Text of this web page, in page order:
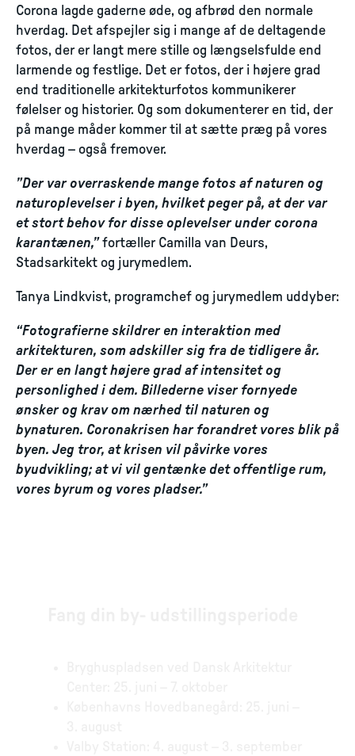
Corona lagde gaderne øde, og afbrød den normale
hverdag. Det afspejler sig i mange af de deltagende
fotos, der er langt mere stille og længselsfulde end
larmende og festlige. Det er fotos, der i højere grad
end traditionelle arkitekturfotos kommunikerer
følelser og historier. Og som dokumenterer en tid, der
på mange måder kommer til at sætte præg på vores
hverdag – også fremover.
”Der var overraskende mange fotos af naturen og
naturoplevelser i byen, hvilket peger på, at der var
et stort behov for disse oplevelser under corona
karantænen,”fortæller Camilla van Deurs,
Stadsarkitekt og jurymedlem.
Tanya Lindkvist, programchef og jurymedlem uddyber:
“Fotografierne skildrer en interaktion med
arkitekturen, som adskiller sig fra de tidligere år.
Der er en langt højere grad af intensitet og
personlighed i dem. Billederne viser fornyede
ønsker og krav om nærhed til naturen og
bynaturen. Coronakrisen har forandret vores blik på
byen. Jeg tror, at krisen vil påvirke vores
byudvikling; at vi vil gentænke det offentlige rum,
vores byrum og vores pladser.”